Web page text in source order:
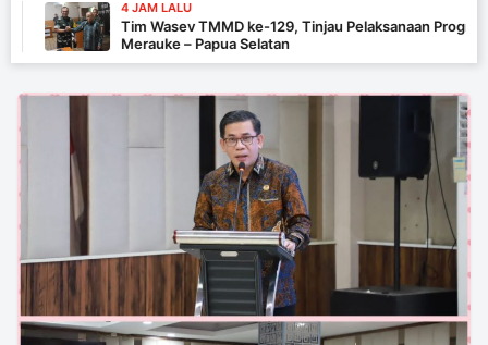
4 JAM LALU
Tim Wasev TMMD ke-129, Tinjau Pelaksanaan Program Di
Merauke – Papua Selatan